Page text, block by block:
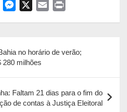
e
e
r
l
t
no horário de verão;
280 milhões
Faltam 21 dias para o fim do
de contas à Justiça Eleitoral